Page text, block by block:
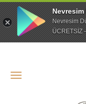
Nevresim
Nevresim
ÜCRETSİZ